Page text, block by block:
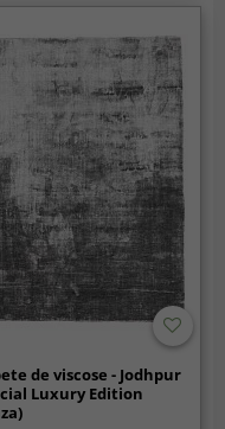
de viscose - Jodhpur
Luxury Edition